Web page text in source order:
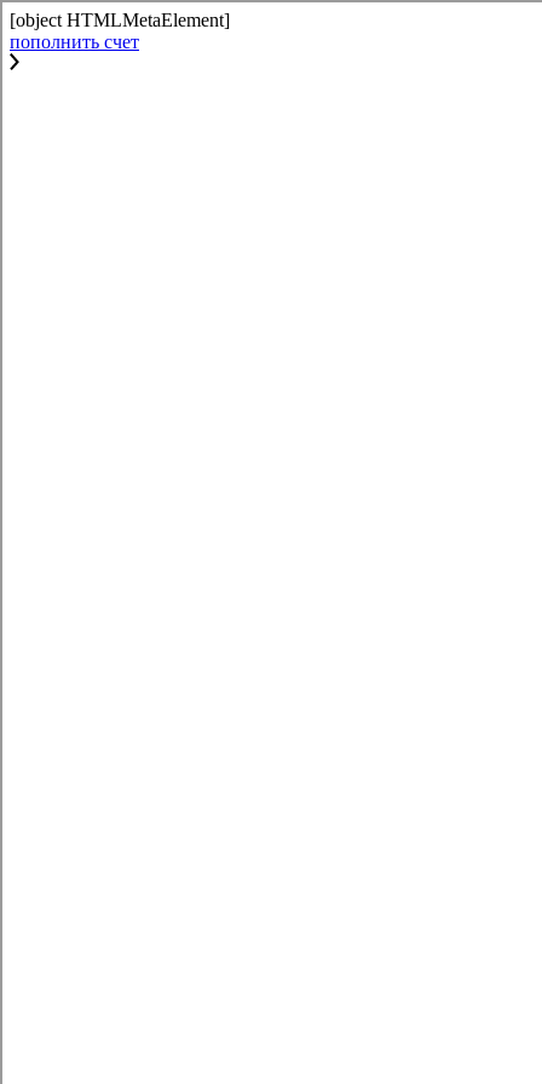
[object HTMLMetaElement]
пополнить счет